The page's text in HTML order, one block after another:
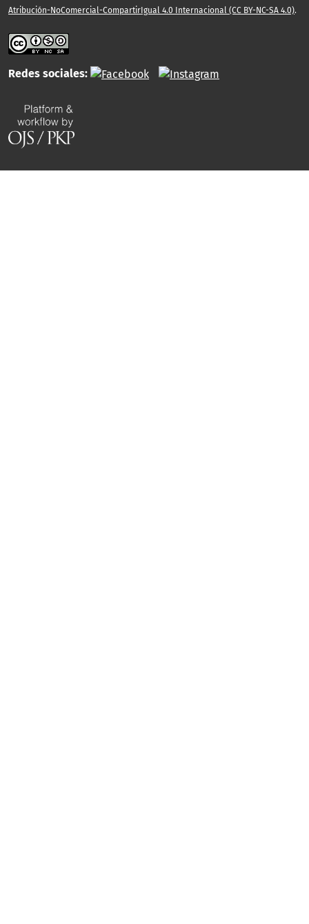
Atribución-NoComercial-CompartirIgual 4.0 Internacional (CC BY-NC-SA 4.0).
Redes sociales: